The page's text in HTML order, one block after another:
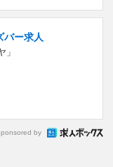
バー求人
」
by